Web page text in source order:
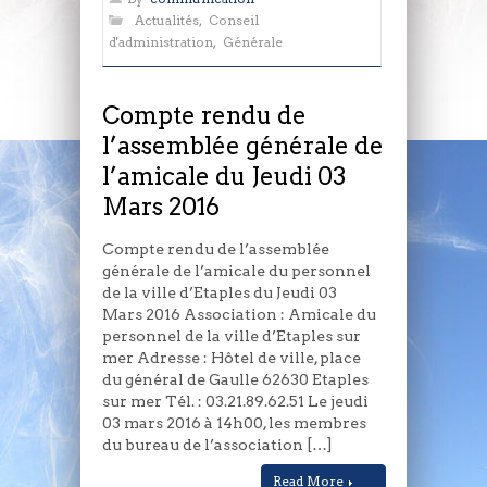
rendu
de
l’assemblée
l’amicale
du
Jeudi
Mars
Actualités, Conseil
d'administration, Générale
Compte rendu de
l’assemblée générale de
l’amicale du Jeudi 03
Mars 2016
Compte rendu de l’assemblée
générale de l’amicale du personnel
de la ville d’Etaples du Jeudi 03
Mars 2016 Association : Amicale du
personnel de la ville d’Etaples sur
mer Adresse : Hôtel de ville, place
du général de Gaulle 62630 Etaples
sur mer Tél. : 03.21.89.62.51 Le jeudi
03 mars 2016 à 14h00, les membres
du bureau de l’association […]
Read More